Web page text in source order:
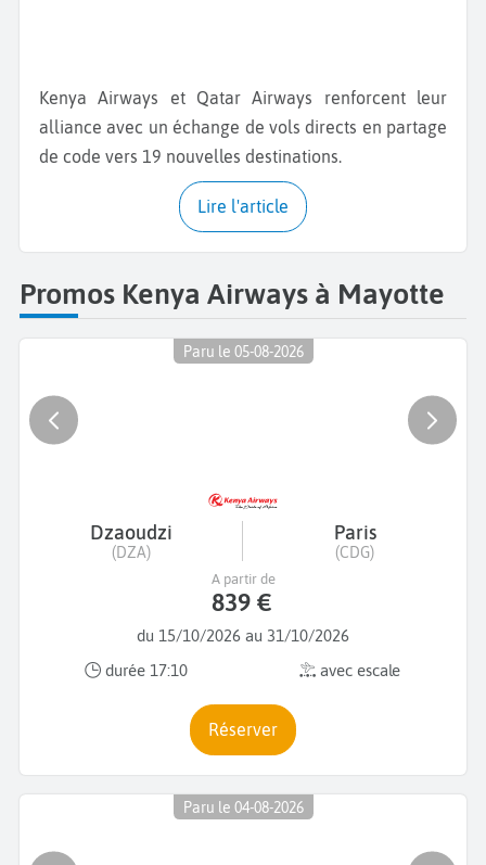
Kenya Airways et Qatar Airways renforcent leur
alliance avec un échange de vols directs en partage
de code vers 19 nouvelles destinations.
Lire l'article
Promos Kenya Airways à Mayotte
Paru le 05-08-2026
Dzaoudzi
(DZA)
Paris
(CDG)
du 15/10/2026 au 31/10/2026
durée 17:10
avec escale
A partir de
839 €
Réserver
Paru le 04-08-2026